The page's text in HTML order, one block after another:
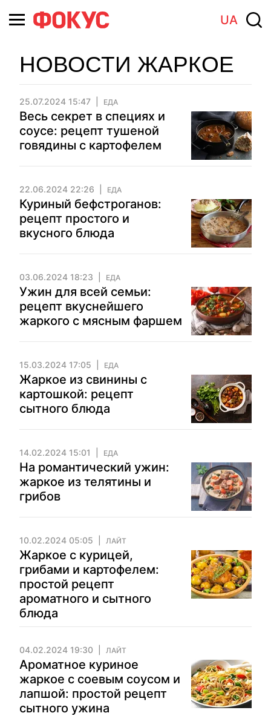
UA
НОВОСТИ ЖАРКОЕ
25.07.2024 15:47 ЕДА
Весь секрет в специях и
соусе: рецепт тушеной
говядины с картофелем
22.06.2024 22:26 ЕДА
Куриный бефстроганов:
рецепт простого и
вкусного блюда
03.06.2024 18:23 ЕДА
Ужин для всей семьи:
рецепт вкуснейшего
жаркого с мясным фаршем
15.03.2024 17:05 ЕДА
Жаркое из свинины с
картошкой: рецепт
сытного блюда
14.02.2024 15:01 ЕДА
На романтический ужин:
жаркое из телятины и
грибов
10.02.2024 05:05 ЛАЙТ
Жаркое с курицей,
грибами и картофелем:
простой рецепт
ароматного и сытного
блюда
04.02.2024 19:30 ЛАЙТ
Ароматное куриное
жаркое с соевым соусом и
лапшой: простой рецепт
сытного ужина